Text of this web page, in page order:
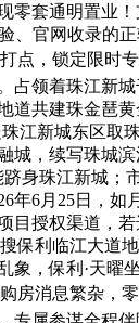
套通明置业
官网收录的
点，锁定限
领着珠江新
共建珠金琶
江新城东区
，续写珠城
身珠江新城
年6月25日，
授权渠道，
保利临江大
，保利·天
消息繁杂，